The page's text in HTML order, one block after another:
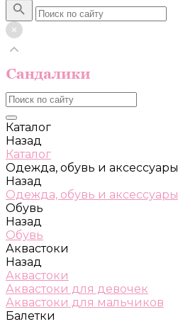
Каталог
Назад
Каталог
Одежда, обувь и аксессуары
Назад
Одежда, обувь и аксессуары
Обувь
Назад
Обувь
Аквастоки
Назад
Аквастоки
Аквастоки для девочек
Аквастоки для мальчиков
Балетки